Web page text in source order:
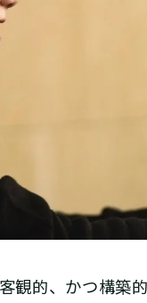
的、かつ構築